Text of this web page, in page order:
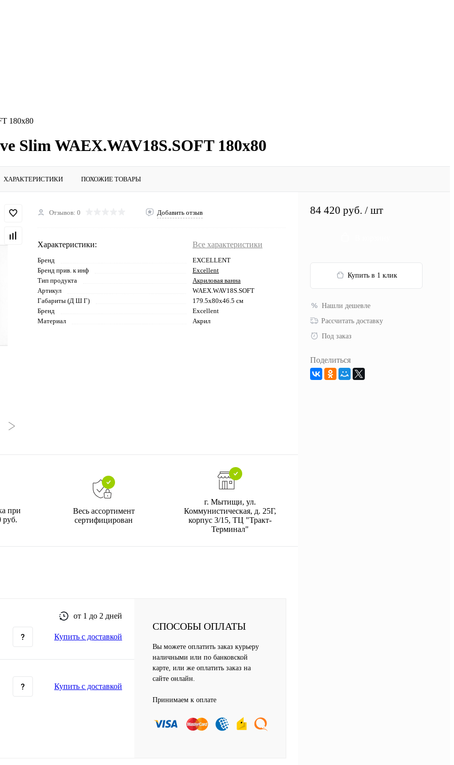
180x80
Slim WAEX.WAV18S.SOFT 180x80
ХАРАКТЕРИСТИКИ ПОХОЖИЕ ТОВАРЫ
Отзывов: 0 Добавить отзыв
Характеристики: Все характеристики
Бренд
EXCELLENT
Бренд прив. к инф
Excellent
Тип продукта
Акриловая ванна
Артикул
WAEX.WAV18S.SOFT
Габариты (Д Ш Г)
179.5x80x46.5 см
Бренд
Excellent
Материал
Акрил
при
руб.
Весь ассортимент
сертифицирован
г. Мытищи, ул.
Коммунистическая, д. 25Г,
корпус 3/15, ТЦ "Тракт-
Терминал"
от 1 до 2 дней
Купить c доставкой
Купить c доставкой
СПОСОБЫ ОПЛАТЫ
Вы можете оплатить заказ курьеру
наличными или по банковской
карте, или же оплатить заказ на
сайте онлайн.
Принимаем к оплате
84 420 руб. / шт
Купить в 1 клик
Нашли дешевле
Рассчитать доставку
Под заказ
Поделиться